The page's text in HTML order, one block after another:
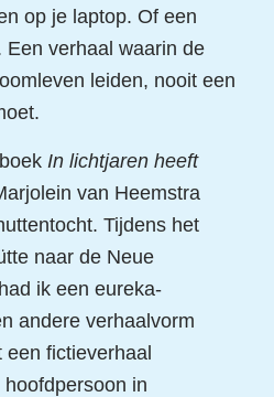
op je laptop. Of een
Een verhaal waarin de
leiden, nooit een
In lichtjaren heeft
van Heemstra
Tijdens het
naar de Neue
ik een eureka-
andere verhaalvorm
een fictieverhaal
in